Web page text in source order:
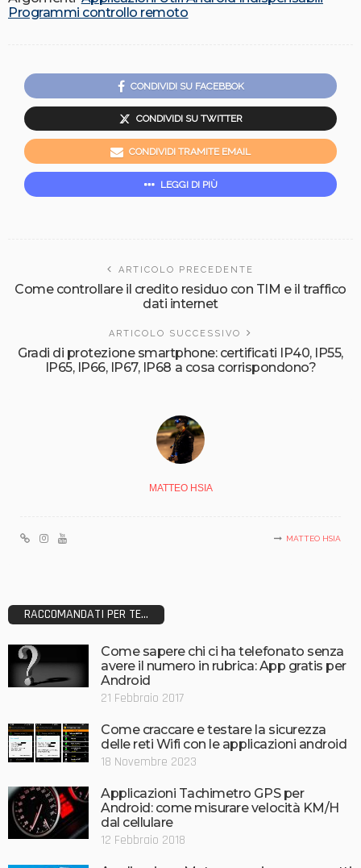
Programmi controllo remoto
CONDIVIDI SU FACEBBOK
CONDIVIDI SU TWITTER
CONDIVIDI TRAMITE EMAIL
LEGGI DI PIÙ
ARTICOLO PRECEDENTE
Come controllare il credito residuo con TIM e il traffico
dati internet
ARTICOLO SUCCESSIVO
Gradi di protezione smartphone: certificati IP40, IP55,
IP65, IP66, IP67, IP68 a cosa corrispondono?
MATTEO HSIA
MATTEO HSIA
RACCOMANDATI PER TE...
Come sapere chi ci ha telefonato senza
avere il numero in rubrica: App gratis per
Android
21 Febbraio 2017
Come craccare e testare la sicurezza
delle reti Wifi con le applicazioni android
18 Novembre 2023
Applicazioni Tachimetro GPS per
Android: come misurare velocità KM/H
dal cellulare
12 Febbraio 2018